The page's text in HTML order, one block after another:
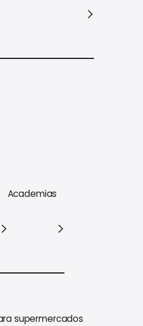
Academias
supermercados